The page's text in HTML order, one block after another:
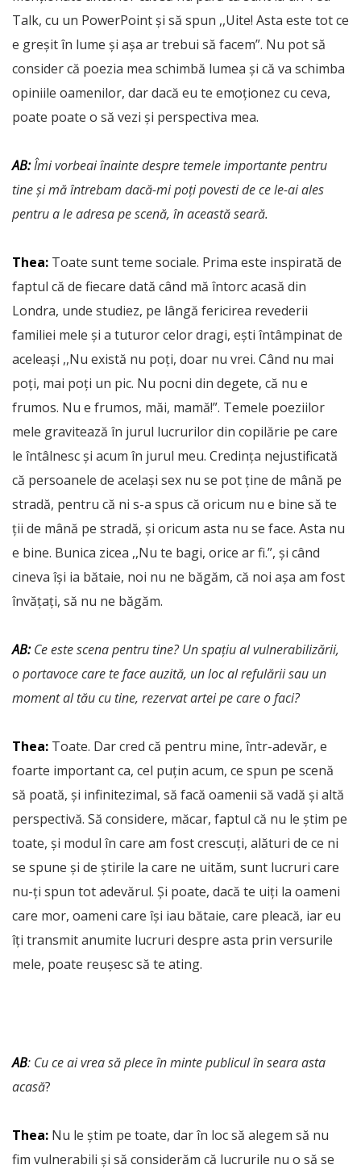
Talk, cu un PowerPoint și să spun ,,Uite! Asta este tot ce
e greșit în lume și așa ar trebui să facem”. Nu pot să
consider că poezia mea schimbă lumea și că va schimba
opiniile oamenilor, dar dacă eu te emoționez cu ceva,
poate poate o să vezi și perspectiva mea.
AB:Îmi vorbeai înainte despre temele importante pentru
tine și mă întrebam dacă-mi poți povesti de ce le-ai ales
pentru a le adresa pe scenă, în această seară.
Thea: Toate sunt teme sociale. Prima este inspirată de
faptul că de fiecare dată când mă întorc acasă din
Londra, unde studiez, pe lângă fericirea revederii
familiei mele și a tuturor celor dragi, ești întâmpinat de
aceleași ,,Nu există nu poți, doar nu vrei. Când nu mai
poți, mai poți un pic. Nu pocni din degete, că nu e
frumos. Nu e frumos, măi, mamă!”. Temele poeziilor
mele gravitează în jurul lucrurilor din copilărie pe care
le întâlnesc și acum în jurul meu. Credința nejustificată
că persoanele de același sex nu se pot ține de mână pe
stradă, pentru că ni s-a spus că oricum nu e bine să te
ții de mână pe stradă, și oricum asta nu se face. Asta nu
e bine. Bunica zicea ,,Nu te bagi, orice ar fi.”, și când
cineva își ia bătaie, noi nu ne băgăm, că noi așa am fost
învățați, să nu ne băgăm.
AB:Ce este scena pentru tine? Un spațiu al vulnerabilizării,
o portavoce care te face auzită, un loc al refulării sau un
moment al tău cu tine, rezervat artei pe care o faci?
Thea: Toate. Dar cred că pentru mine, într-adevăr, e
foarte important ca, cel puțin acum, ce spun pe scenă
să poată, și infinitezimal, să facă oamenii să vadă și altă
perspectivă. Să considere, măcar, faptul că nu le știm pe
toate, și modul în care am fost crescuți, alături de ce ni
se spune și de știrile la care ne uităm, sunt lucruri care
nu-ți spun tot adevărul. Și poate, dacă te uiți la oameni
care mor, oameni care își iau bătaie, care pleacă, iar eu
îți transmit anumite lucruri despre asta prin versurile
mele, poate reușesc să te ating.
AB: Cu ce ai vrea să plece în minte publicul în seara asta
acasă?
Thea: Nu le știm pe toate, dar în loc să alegem să nu
fim vulnerabili și să considerăm că lucrurile nu o să se